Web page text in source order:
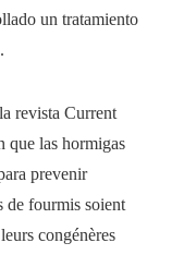
un tratamiento
revista Current
que las hormigas
prevenir
de fourmis soient
congénères